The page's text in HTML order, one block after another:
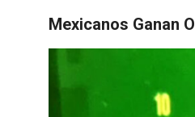
Mexicanos Ganan